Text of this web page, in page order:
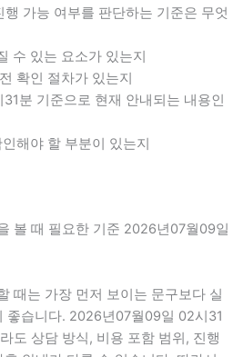
가능 여부를 판단하는 기준은 무엇
수 있는 요소가 있는지
확인 절차가 있는지
분 기준으로 현재 안내되는 내용인
해야 할 부분이 있는지
볼 때 필요한 기준 2026년07월09일
때는 가장 먼저 보이는 문구보다 실
좋습니다. 2026년07월09일 02시31
도 상담 방식, 비용 포함 범위, 진행